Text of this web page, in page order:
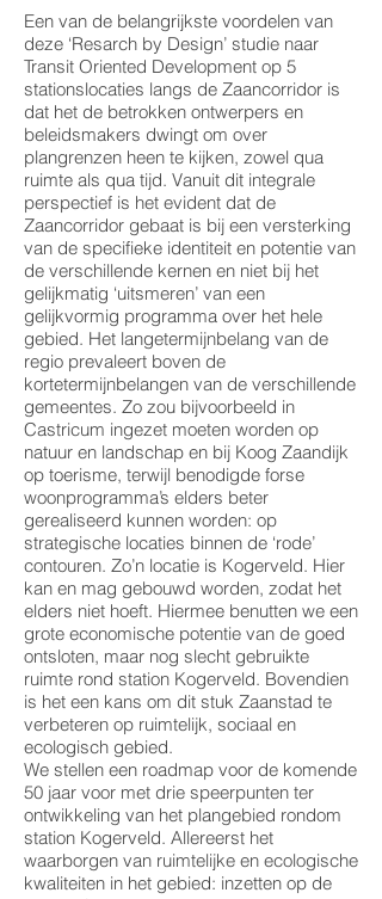
Een van de belangrijkste voordelen van
deze ‘Resarch by Design’ studie naar
Transit Oriented Development op 5
stationslocaties langs de Zaancorridor is
dat het de betrokken ontwerpers en
beleidsmakers dwingt om over
plangrenzen heen te kijken, zowel qua
ruimte als qua tijd. Vanuit dit integrale
perspectief is het evident dat de
Zaancorridor gebaat is bij een versterking
van de specifieke identiteit en potentie van
de verschillende kernen en niet bij het
gelijkmatig ‘uitsmeren’ van een
gelijkvormig programma over het hele
gebied. Het langetermijnbelang van de
regio prevaleert boven de
kortetermijnbelangen van de verschillende
gemeentes. Zo zou bijvoorbeeld in
Castricum ingezet moeten worden op
natuur en landschap en bij Koog Zaandijk
op toerisme, terwijl benodigde forse
woonprogramma’s elders beter
gerealiseerd kunnen worden: op
strategische locaties binnen de ‘rode’
contouren. Zo’n locatie is Kogerveld. Hier
kan en mag gebouwd worden, zodat het
elders niet hoeft. Hiermee benutten we een
grote economische potentie van de goed
ontsloten, maar nog slecht gebruikte
ruimte rond station Kogerveld. Bovendien
is het een kans om dit stuk Zaanstad te
verbeteren op ruimtelijk, sociaal en
ecologisch gebied.
We stellen een roadmap voor de komende
50 jaar voor met drie speerpunten ter
ontwikkeling van het plangebied rondom
station Kogerveld. Allereerst het
waarborgen van ruimtelijke en ecologische
kwaliteiten in het gebied: inzetten op de